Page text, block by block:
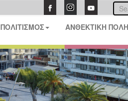
ΠΟΛΙΤΙΣΜΟΣ ΑΝΘΕΚΤΙΚΗ ΠΟΛΗ